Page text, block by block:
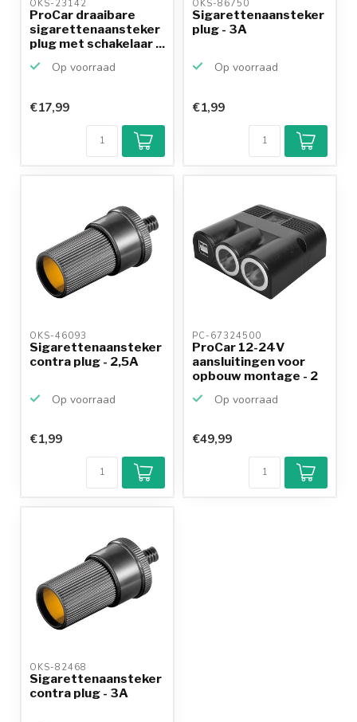
OKS-23142
ProCar draaibare
sigarettenaansteker
plug met schakelaar ...
Op voorraad
€17,99
OKS-86750
Sigarettenaansteker
plug - 3A
Op voorraad
€1,99
OKS-46093
Sigarettenaansteker
contra plug - 2,5A
Op voorraad
€1,99
PC-67324500
ProCar 12-24V
aansluitingen voor
opbouw montage - 2
Op voorraad
€49,99
OKS-82468
Sigarettenaansteker
contra plug - 3A